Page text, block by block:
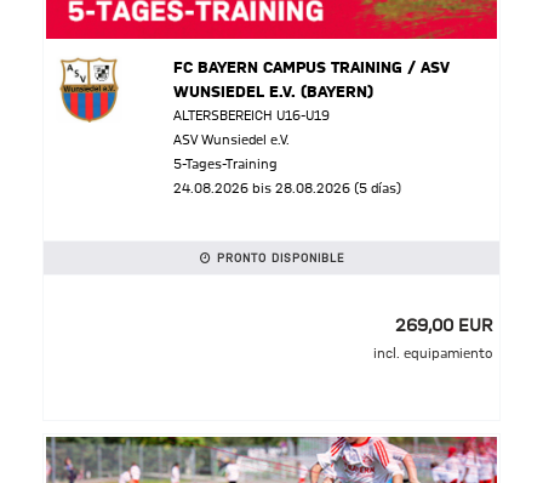
FC BAYERN CAMPUS TRAINING / ASV
WUNSIEDEL E.V. (BAYERN)
ALTERSBEREICH U16-U19
ASV Wunsiedel e.V.
5-Tages-Training
24.08.2026 bis 28.08.2026 (5 días)
PRONTO DISPONIBLE
269,00 EUR
incl. equipamiento